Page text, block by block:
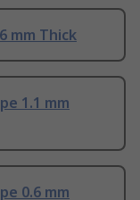
mm Thick
1.1 mm
0.6 mm